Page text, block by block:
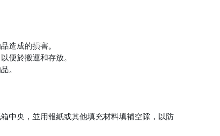
造成的損害。
便於搬運和存放。
。
中央，並用報紙或其他填充材料填補空隙，以防